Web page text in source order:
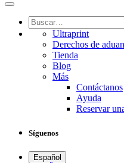
Ultraprint
Derechos de
Tienda
Blog
Más
Contáctanos
Ayuda
Reservar
Síguenos
Español